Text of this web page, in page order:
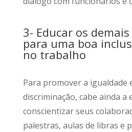
3- Educar os
para uma boa
no trabalho
Para promover a igualdade
discriminação, cabe ainda a
conscientizar seus
palestras, aulas de libras e